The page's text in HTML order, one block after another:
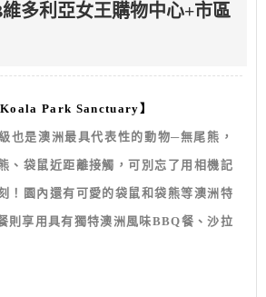
多利亞女王購物中心+市區
Koala Park Sanctuary】
也是澳洲最具代表性的動物─無尾熊，
、袋鼠近距離接觸，可別忘了用相機記
！園內還有可愛的袋鼠和袋熊等澳洲特
則享用具有獨特澳洲風味BBQ餐、沙拉